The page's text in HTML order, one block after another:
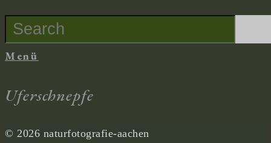
Suche
nach:
Menü
Uferschnepfe
© 2026 naturfotografie-aachen